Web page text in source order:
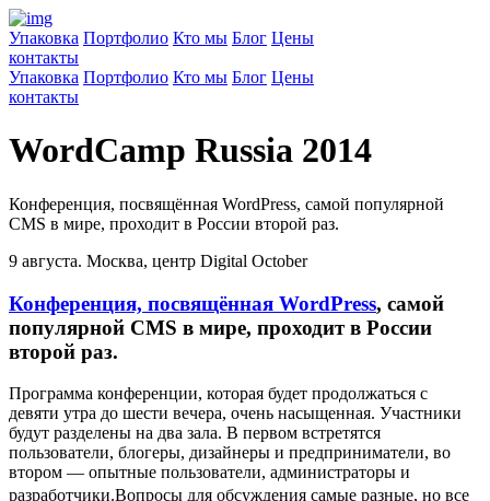
Упаковка Портфолио Кто мы Блог Цены
контакты
Упаковка Портфолио Кто мы Блог Цены
контакты
WordCamp Russia 2014
Конференция, посвящённая WordPress, самой популярной
CMS в мире, проходит в России второй раз.
9 августа. Москва, центр Digital October
Конференция, посвящённая WordPress, самой
популярной CMS в мире, проходит в России
второй раз.
Программа конференции, которая будет продолжаться с
девяти утра до шести вечера, очень насыщенная. Участники
будут разделены на два зала. В первом встретятся
пользователи, блогеры, дизайнеры и предприниматели, во
втором — опытные пользователи, администраторы и
разработчики.Вопросы для обсуждения самые разные, но все